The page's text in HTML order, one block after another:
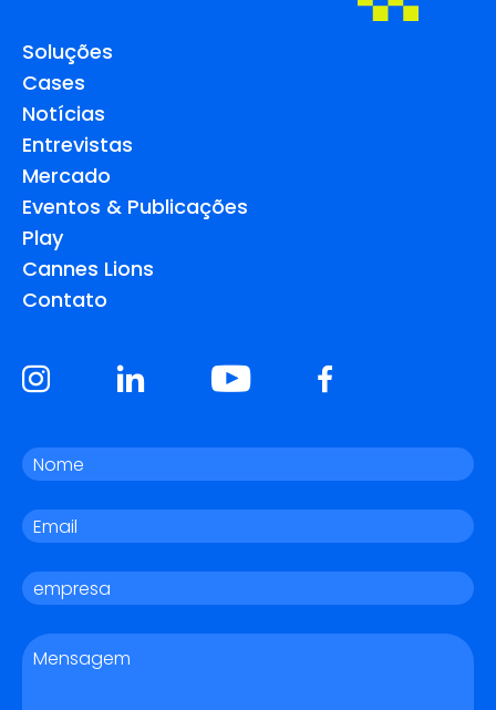
Soluções
Cases
Notícias
Entrevistas
Mercado
Eventos & Publicações
Play
Cannes Lions
Contato